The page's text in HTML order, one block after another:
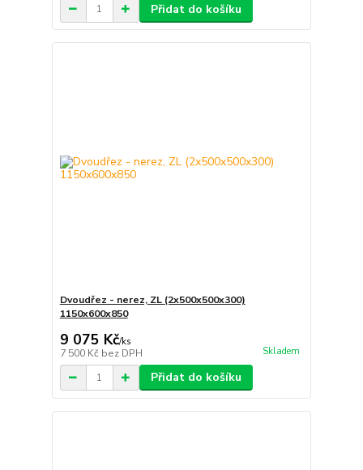
Přidat do košíku
Dvoudřez - nerez, ZL (2x500x500x300)
1150x600x850
9 075 Kč/ks
7 500 Kč bez DPH Skladem
Přidat do košíku